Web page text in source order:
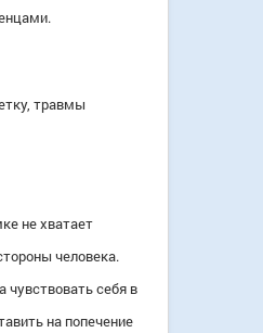
травмы
не хватает
человека.
себя в
на попечение